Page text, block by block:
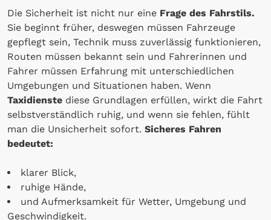
Die Sicherheit ist nicht nur eine Frage des Fahrstils.
Sie beginnt früher, deswegen müssen Fahrzeuge
gepflegt sein, Technik muss zuverlässig funktionieren,
Routen müssen bekannt sein und Fahrerinnen und
Fahrer müssen Erfahrung mit unterschiedlichen
Umgebungen und Situationen haben. Wenn
Taxidienste diese Grundlagen erfüllen, wirkt die Fahrt
selbstverständlich ruhig, und wenn sie fehlen, fühlt
man die Unsicherheit sofort. Sicheres Fahren
bedeutet:
klarer Blick,
ruhige Hände,
und Aufmerksamkeit für Wetter, Umgebung und
Geschwindigkeit.